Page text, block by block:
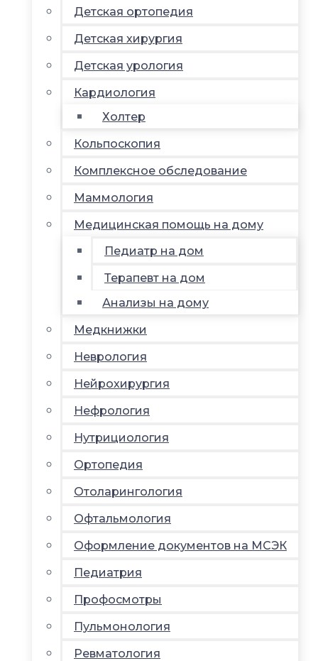
Детская ортопедия
Детская хирургия
Детская урология
Кардиология
Холтер
Кольпоскопия
Комплексное обследование
Маммология
Медицинская помощь на дому
Педиатр на дом
Терапевт на дом
Анализы на дому
Медкнижки
Неврология
Нейрохирургия
Нефрология
Нутрициология
Ортопедия
Отоларингология
Офтальмология
Оформление документов на МСЭК
Педиатрия
Профосмотры
Пульмонология
Ревматология